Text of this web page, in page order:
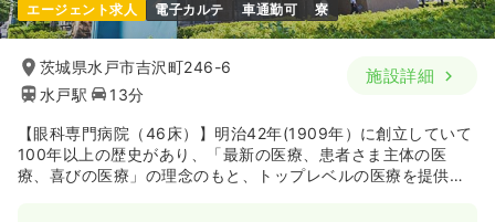
エージェント求人 電子カルテ 車通勤可 寮
茨城県水戸市吉沢町246-6
水戸駅
13分
施設詳細
【眼科専門病院（46床）】明治42年(1909年）に創立していて
100年以上の歴史があり、「最新の医療、患者さま主体の医
療、喜びの医療」の理念のもと、トップレベルの医療を提供し